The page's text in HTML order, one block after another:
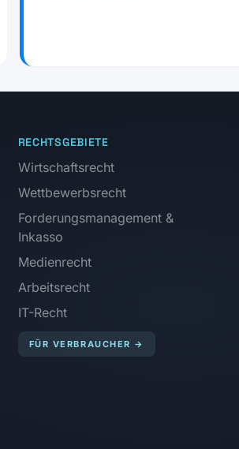
RECHTSGEBIETE
Wirtschaftsrecht
Wettbewerbsrecht
Forderungsmanagement &
Inkasso
Medienrecht
Arbeitsrecht
IT-Recht
FÜR VERBRAUCHER →